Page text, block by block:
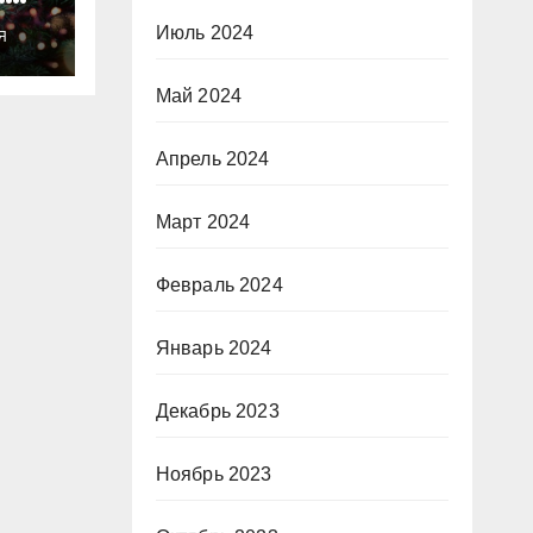
Июль 2024
Май 2024
Апрель 2024
Март 2024
Февраль 2024
Январь 2024
Декабрь 2023
Ноябрь 2023